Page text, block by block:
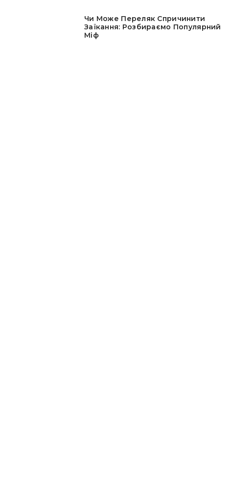
Чи Може Переляк Спричинити
Заїкання: Розбираємо Популярний
Міф